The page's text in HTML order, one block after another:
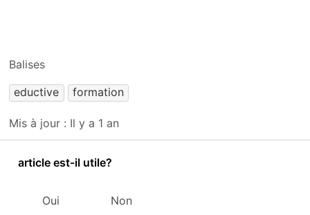
Balises
eductive
formation
Mis à jour : Il y a 1 an
article est-il utile?
Oui Non